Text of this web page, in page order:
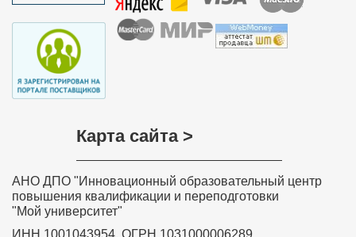
Карта сайта >
АНО ДПО "Инновационный образовательный центр
повышения квалификации и переподготовки
"Мой университет"